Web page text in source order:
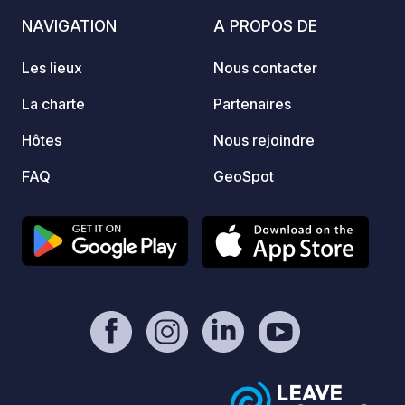
NAVIGATION
Les lieux
La charte
Hôtes
FAQ
A PROPOS DE
Nous contacter
Partenaires
Nous rejoindre
GeoSpot